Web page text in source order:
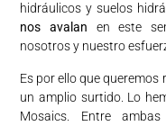
hidráulicos y suelos
nos avalan en este
nosotros y nuestro
Es por ello que
un amplio surtido. Lo
Mosaics. Entre